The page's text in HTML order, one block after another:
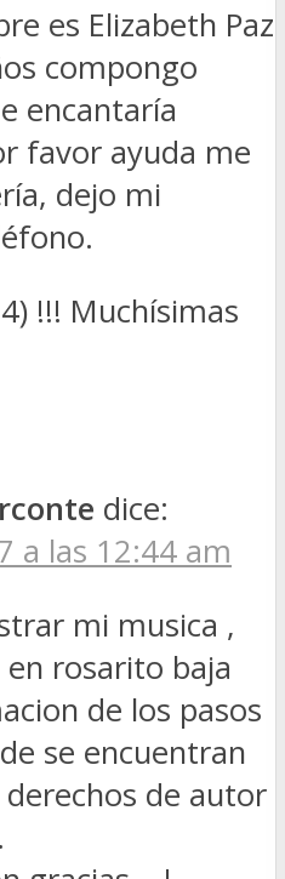
es Elizabeth Paz
compongo
encantaría
favor ayuda me
dejo mi
!!! Muchísimas
dice:
a las 12:44 am
mi musica ,
rosarito baja
de los pasos
se encuentran
de autor